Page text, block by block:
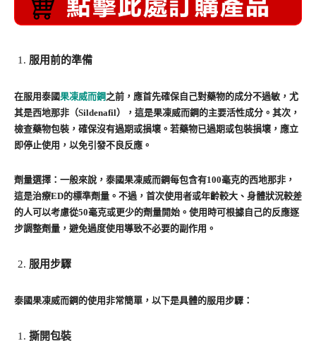
服用前的準備
在服用泰國果凍威而鋼之前，應首先確保自己對藥物的成分不過敏，尤
其是西地那非（Sildenafil），這是果凍威而鋼的主要活性成分。其次，
檢查藥物包裝，確保沒有過期或損壞。若藥物已過期或包裝損壞，應立
即停止使用，以免引發不良反應。
劑量選擇：一般來說，泰國果凍威而鋼每包含有100毫克的西地那非，
這是治療ED的標準劑量。不過，首次使用者或年齡較大、身體狀況較差
的人可以考慮從50毫克或更少的劑量開始。使用時可根據自己的反應逐
步調整劑量，避免過度使用導致不必要的副作用。
服用步驟
泰國果凍威而鋼的使用非常簡單，以下是具體的服用步驟：
撕開包裝